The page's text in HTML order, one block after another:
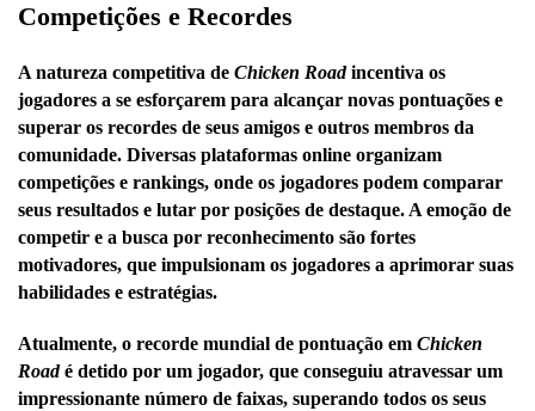
Competições e Recordes
A natureza competitiva de Chicken Roadincentiva os
jogadores a se esforçarem para alcançar novas pontuações e
superar os recordes de seus amigos e outros membros da
comunidade. Diversas plataformas online organizam
competições e rankings, onde os jogadores podem comparar
seus resultados e lutar por posições de destaque. A emoção de
competir e a busca por reconhecimento são fortes
motivadores, que impulsionam os jogadores a aprimorar suas
habilidades e estratégias.
Atualmente, o recorde mundial de pontuação em Chicken
Roadé detido por um jogador, que conseguiu atravessar um
impressionante número de faixas, superando todos os seus